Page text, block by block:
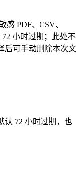
感 PDF、CSV、
小时过期；此处不
后可手动删除本次文
认 72 小时过期，也